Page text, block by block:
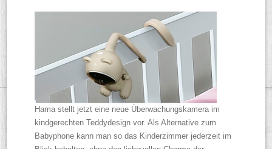
Hama stellt jetzt eine neue Überwachungskamera im
kindgerechten Teddydesign vor. Als Alternative zum
Babyphone kann man so das Kinderzimmer jederzeit im